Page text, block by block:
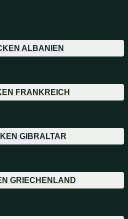
ALBANIEN
FRANKREICH
GIBRALTAR
GRIECHENLAND